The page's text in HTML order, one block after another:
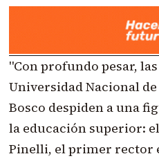
"Con profundo pesar,
Universidad Nacional de
Bosco despiden a una
la educación superior:
Pinelli, el primer rector